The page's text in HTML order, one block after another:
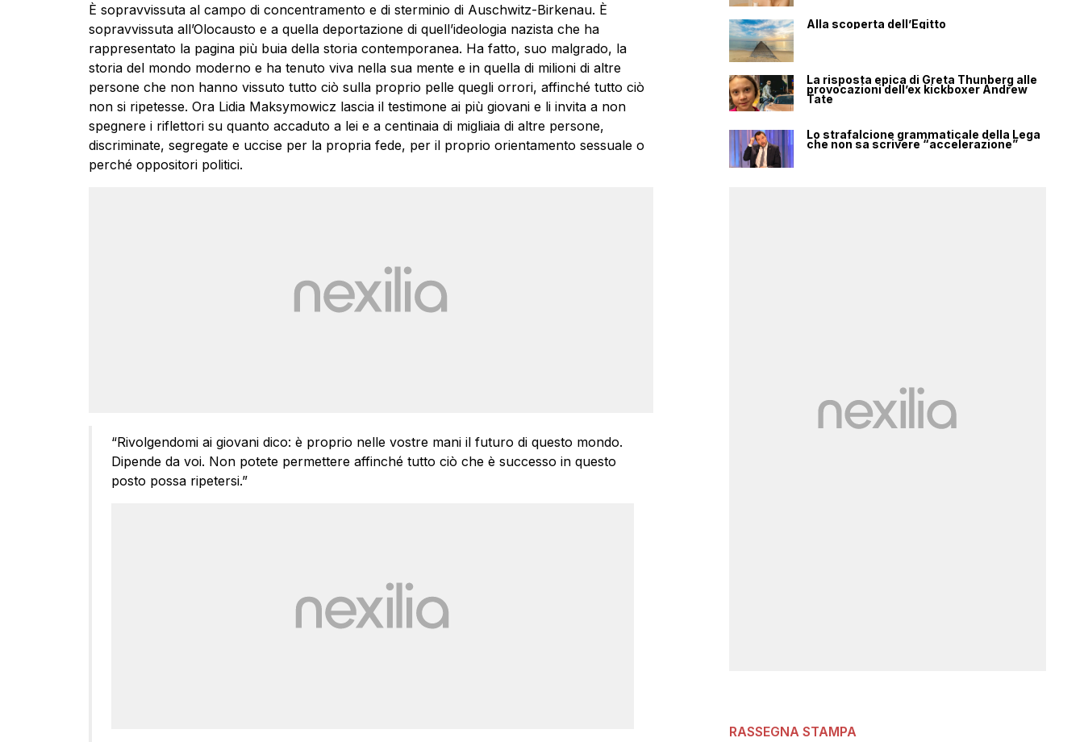
È sopravvissuta al campo di concentramento e di sterminio di Auschwitz-Birkenau. È
sopravvissuta all’Olocausto e a quella deportazione di quell’ideologia nazista che ha
rappresentato la pagina più buia della storia contemporanea. Ha fatto, suo malgrado, la
storia del mondo moderno e ha tenuto viva nella sua mente e in quella di milioni di altre
persone che non hanno vissuto tutto ciò sulla proprio pelle quegli orrori, affinché tutto ciò
non si ripetesse. Ora Lidia Maksymowicz lascia il testimone ai più giovani e li invita a non
spegnere i riflettori su quanto accaduto a lei e a centinaia di migliaia di altre persone,
discriminate, segregate e uccise per la propria fede, per il proprio orientamento sessuale o
perché oppositori politici.
“Rivolgendomi ai giovani dico: è proprio nelle vostre mani il futuro di questo mondo.
Dipende da voi. Non potete permettere affinché tutto ciò che è successo in questo
posto possa ripetersi.”
Alla scoperta dell’Egitto
La risposta epica di Greta Thunberg alle
provocazioni dell’ex kickboxer Andrew
Tate
Lo strafalcione grammaticale della Lega
che non sa scrivere “accelerazione”
RASSEGNA STAMPA